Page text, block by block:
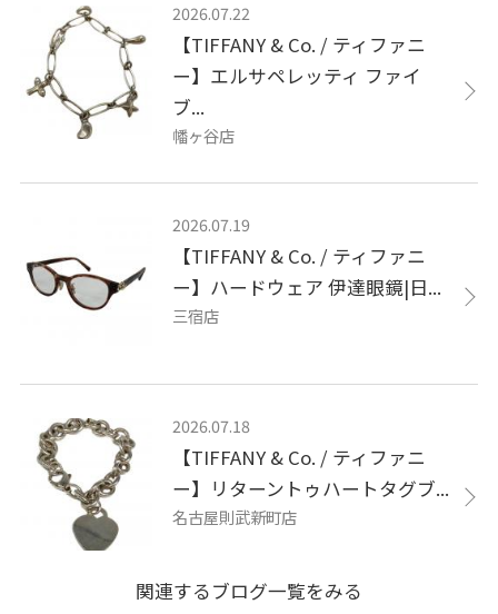
2026.07.22
【TIFFANY & Co. / ティファニ
ー】エルサペレッティ ファイ
ブ...
幡ヶ谷店
2026.07.19
【TIFFANY & Co. / ティファニ
ー】ハードウェア 伊達眼鏡|日...
三宿店
2026.07.18
【TIFFANY & Co. / ティファニ
ー】リターントゥハートタグブ...
名古屋則武新町店
関連するブログ一覧をみる